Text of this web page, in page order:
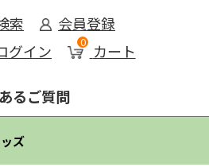
索
会員登録
グイン
0 カート
るご質問
ズ